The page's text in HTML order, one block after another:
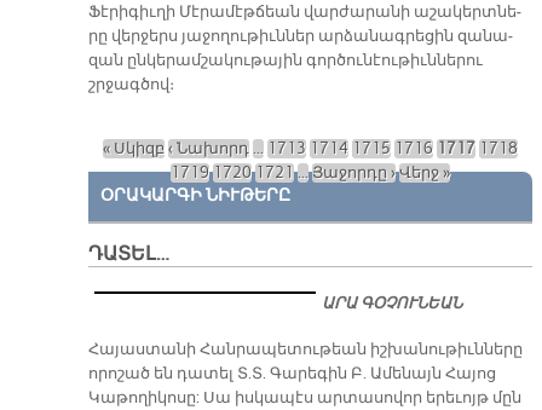
Ֆէ­րի­գիւ­ղի Մէ­րա­մէթ­ճեան վար­ժա­րա­նի ա­շա­կերտ­նե­
րը վեր­ջերս յա­ջո­ղու­թիւն­ներ ար­ձա­նագ­րե­ցին զա­նա­
զան ըն­կե­րամ­շա­կու­թա­յին գոր­ծու­նէու­թիւն­նե­րու
շրջագ­ծով։
Էջեր
« Սկիզբ‹ Նախորդ … 1713 1714 1715 1716 1717 1718
171917201721 … Յաջորդը ›Վերջ »
ՕՐԱԿԱՐԳԻ ՆԻՒԹԵՐԸ
ԴԱՏԵԼ…
ԱՐԱ ԳՕՉՈՒՆԵԱՆ
​Հայաստանի Հանրապետութեան իշխանութիւնները
որոշած են դատել Տ.Տ. Գարեգին Բ. Ամենայն Հայոց
Կաթողիկոսը: Սա իսկապէս արտասովոր երեւոյթ մըն